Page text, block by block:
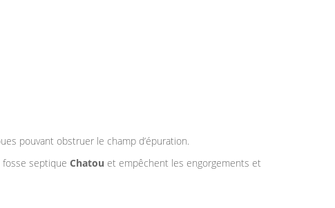
pouvant obstruer le champ d’épuration.
fosse septique Chatou et empêchent les engorgements et